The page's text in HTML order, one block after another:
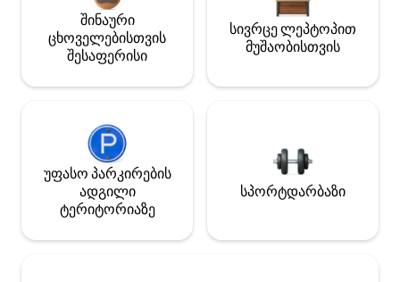
შინაური
ცხოველებისთვის
შესაფერისი
სივრცე ლეპტოპით
მუშაობისთვის
უფასო პარკირების
ადგილი
ტერიტორიაზე
სპორტდარბაზი